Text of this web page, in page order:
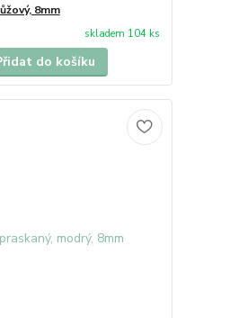
8mm
skladem 104 ks
do košíku